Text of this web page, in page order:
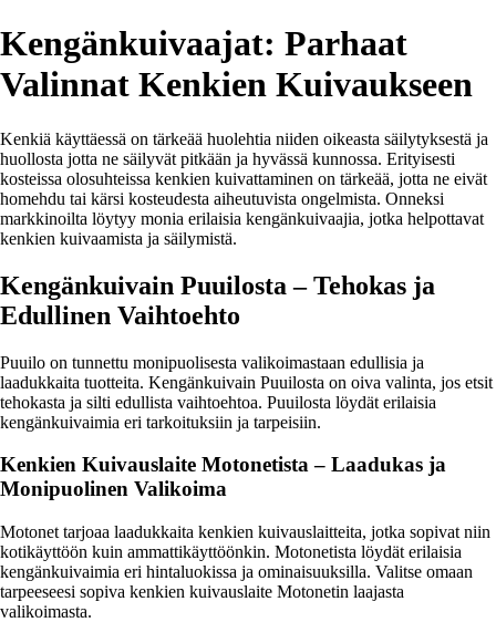
Kengänkuivaajat: Parhaat
Valinnat Kenkien Kuivaukseen
Kenkiä käyttäessä on tärkeää huolehtia niiden oikeasta säilytyksestä ja
huollosta jotta ne säilyvät pitkään ja hyvässä kunnossa. Erityisesti
kosteissa olosuhteissa kenkien kuivattaminen on tärkeää, jotta ne eivät
homehdu tai kärsi kosteudesta aiheutuvista ongelmista. Onneksi
markkinoilta löytyy monia erilaisia kengänkuivaajia, jotka helpottavat
kenkien kuivaamista ja säilymistä.
Kengänkuivain Puuilosta – Tehokas ja
Edullinen Vaihtoehto
Puuilo on tunnettu monipuolisesta valikoimastaan edullisia ja
laadukkaita tuotteita. Kengänkuivain Puuilosta on oiva valinta, jos etsit
tehokasta ja silti edullista vaihtoehtoa. Puuilosta löydät erilaisia
kengänkuivaimia eri tarkoituksiin ja tarpeisiin.
Kenkien Kuivauslaite Motonetista – Laadukas ja
Monipuolinen Valikoima
Motonet tarjoaa laadukkaita kenkien kuivauslaitteita, jotka sopivat niin
kotikäyttöön kuin ammattikäyttöönkin. Motonetista löydät erilaisia
kengänkuivaimia eri hintaluokissa ja ominaisuuksilla. Valitse omaan
tarpeeseesi sopiva kenkien kuivauslaite Motonetin laajasta
valikoimasta.